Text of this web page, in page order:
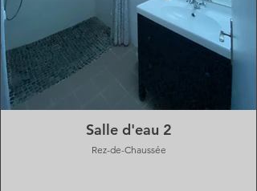
Salle d'eau 2
Rez-de-Chaussée